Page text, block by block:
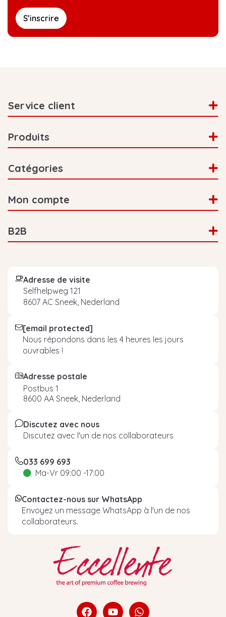
S’inscrire
Service client
Produits
Catégories
Mon compte
B2B
Adresse de visite
Selfhelpweg 121
8607 AC Sneek, Nederland
[email protected]
Nous répondons dans les 4 heures les jours
ouvrables !
Adresse postale
Postbus 1
8600 AA Sneek, Nederland
Discutez avec nous
Discutez avec l'un de nos collaborateurs
033 699 693
Ma-Vr 09:00 -17:00
Contactez-nous sur WhatsApp
Envoyez un message WhatsApp à l'un de nos
collaborateurs.